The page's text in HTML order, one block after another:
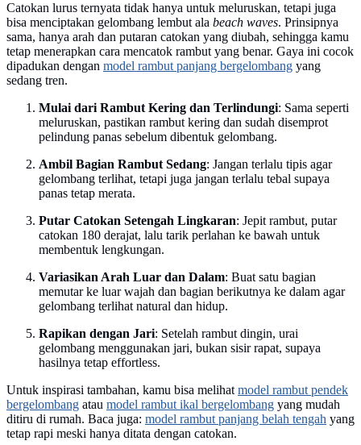
Catokan lurus ternyata tidak hanya untuk meluruskan, tetapi juga
bisa menciptakan gelombang lembut ala beach waves. Prinsipnya
sama, hanya arah dan putaran catokan yang diubah, sehingga kamu
tetap menerapkan cara mencatok rambut yang benar. Gaya ini cocok
dipadukan dengan model rambut panjang bergelombang yang
sedang tren.
Mulai dari Rambut Kering dan Terlindungi: Sama seperti
meluruskan, pastikan rambut kering dan sudah disemprot
pelindung panas sebelum dibentuk gelombang.
Ambil Bagian Rambut Sedang: Jangan terlalu tipis agar
gelombang terlihat, tetapi juga jangan terlalu tebal supaya
panas tetap merata.
Putar Catokan Setengah Lingkaran: Jepit rambut, putar
catokan 180 derajat, lalu tarik perlahan ke bawah untuk
membentuk lengkungan.
Variasikan Arah Luar dan Dalam: Buat satu bagian
memutar ke luar wajah dan bagian berikutnya ke dalam agar
gelombang terlihat natural dan hidup.
Rapikan dengan Jari: Setelah rambut dingin, urai
gelombang menggunakan jari, bukan sisir rapat, supaya
hasilnya tetap effortless.
Untuk inspirasi tambahan, kamu bisa melihat model rambut pendek
bergelombang atau model rambut ikal bergelombang yang mudah
ditiru di rumah. Baca juga: model rambut panjang belah tengah yang
tetap rapi meski hanya ditata dengan catokan.